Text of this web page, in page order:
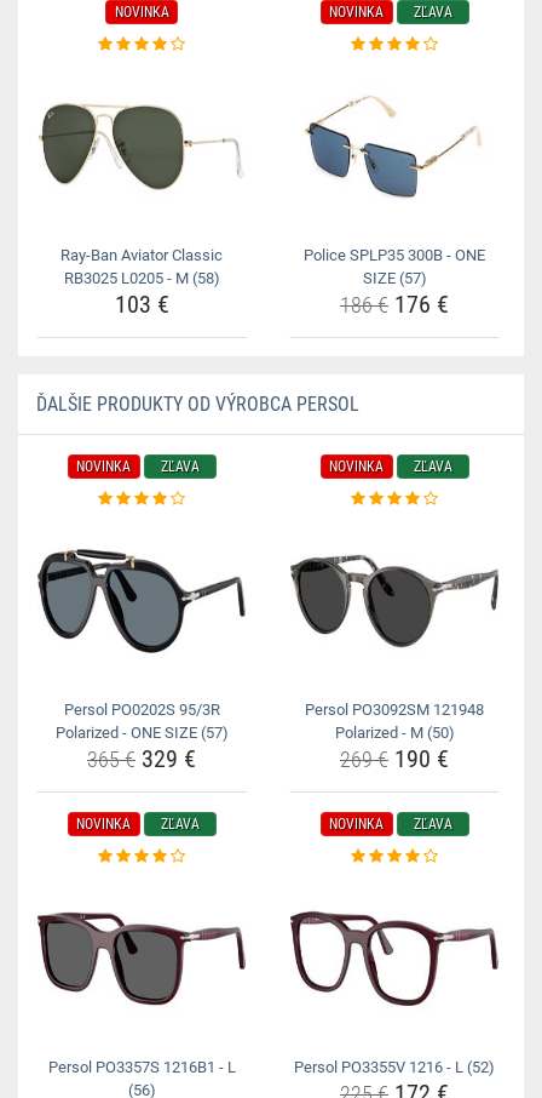
NOVINKA
Ray-Ban Aviator Classic
RB3025 L0205 - M (58)
103 €
NOVINKA ZĽAVA
Police SPLP35 300B - ONE
SIZE (57)
186 € 176 €
ĎALŠIE PRODUKTY OD VÝROBCA PERSOL
NOVINKA ZĽAVA
Persol PO0202S 95/3R
Polarized - ONE SIZE (57)
365 € 329 €
NOVINKA ZĽAVA
Persol PO3092SM 121948
Polarized - M (50)
269 € 190 €
NOVINKA ZĽAVA
Persol PO3357S 1216B1 - L
(56)
NOVINKA ZĽAVA
Persol PO3355V 1216 - L (52)